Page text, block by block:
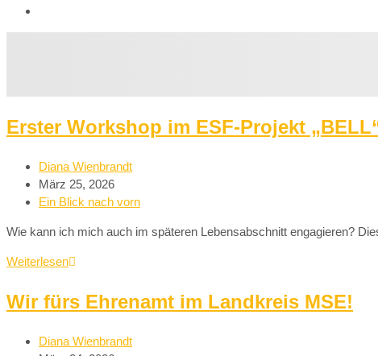
Erster Workshop im ESF-Projekt
Diana Wienbrandt
März 25, 2026
Ein Blick nach vorn
Wie kann ich mich auch im späteren Lebensabschnitt engagieren?
Weiterlesen
Wir fürs Ehrenamt im Landkreis MSE!
Diana Wienbrandt